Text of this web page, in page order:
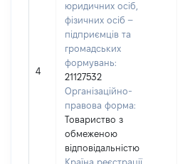
4
юридичних осіб,
фізичних осіб –
підприємців та
громадських
формувань:
21127532
Організаційно-
правова форма:
Товариство з
обмеженою
відповідальністю
Країна реєстрації